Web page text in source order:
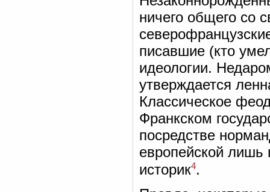
ничего общего со
писавшие (кто
идеологии.
утверждается
Классическое
Франкском
посредстве
европейской лишь
историк4.